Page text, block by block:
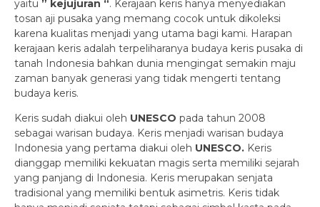
yaitu ” kejujuran “. Kerajaan keris hanya menyediakan
tosan aji pusaka yang memang cocok untuk dikoleksi
karena kualitas menjadi yang utama bagi kami. Harapan
kerajaan keris adalah terpeliharanya budaya keris pusaka di
tanah Indonesia bahkan dunia mengingat semakin maju
zaman banyak generasi yang tidak mengerti tentang
budaya keris.
Keris sudah diakui oleh UNESCO pada tahun 2008
sebagai warisan budaya. Keris menjadi warisan budaya
Indonesia yang pertama diakui oleh UNESCO. Keris
dianggap memiliki kekuatan magis serta memiliki sejarah
yang panjang di Indonesia. Keris merupakan senjata
tradisional yang memiliki bentuk asimetris. Keris tidak